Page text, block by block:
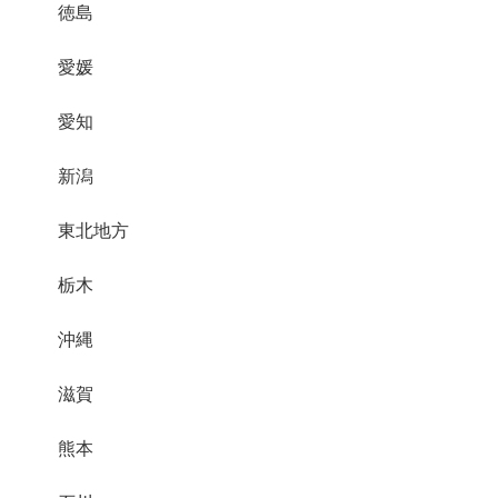
徳島
愛媛
愛知
新潟
東北地方
栃木
沖縄
滋賀
熊本